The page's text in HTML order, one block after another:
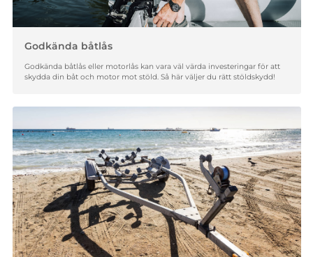
Godkända båtlås
Godkända båtlås eller motorlås kan vara väl värda investeringar för att
skydda din båt och motor mot stöld. Så här väljer du rätt stöldskydd!